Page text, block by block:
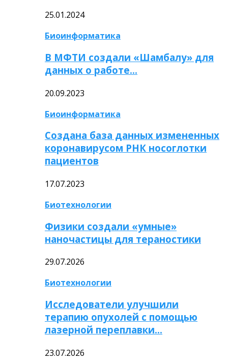
25.01.2024
Биоинформатика
В МФТИ создали «Шамбалу» для
данных о работе…
20.09.2023
Биоинформатика
Создана база данных измененных
коронавирусом РНК носоглотки
пациентов
17.07.2023
Биотехнологии
Физики создали «умные»
наночастицы для тераностики
29.07.2026
Биотехнологии
Исследователи улучшили
терапию опухолей с помощью
лазерной переплавки…
23.07.2026